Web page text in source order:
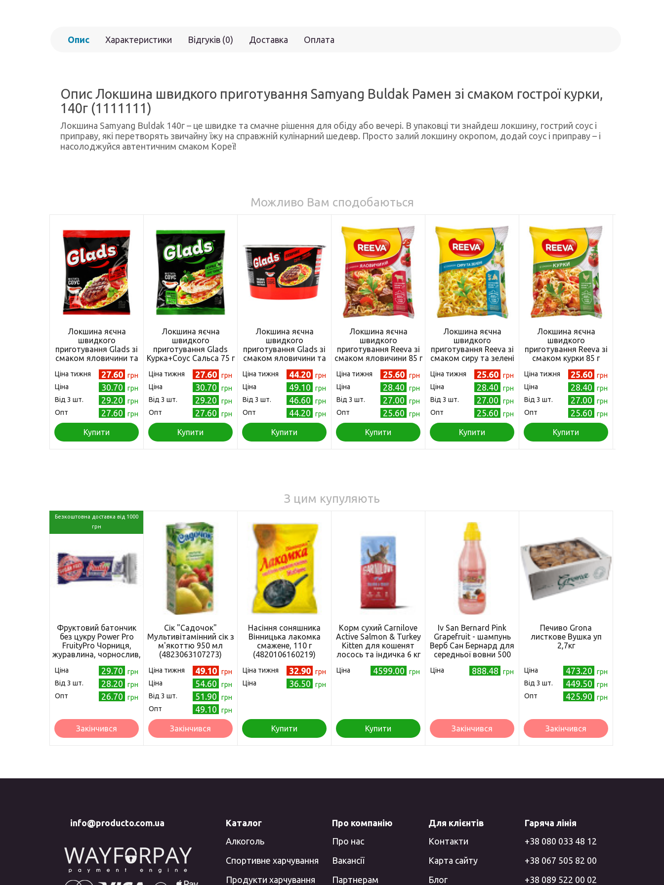
Опис Характеристики Відгуків (0) Доставка Оплата
Опис Локшина швидкого приготування Samyang Buldak Рамен зі смаком гострої курки,
140г (1111111)
Локшина Samyang Buldak 140г – це швидке та смачне рішення для обіду або вечері. В упаковці ти знайдеш локшину, гострий соус і
приправу, які перетворять звичайну їжу на справжній кулінарний шедевр. Просто залий локшину окропом, додай соус і приправу – і
насолоджуйся автентичним смаком Кореї!
Можливо Вам сподобаються
Локшина яєчна
швидкого
приготування Glads зі
смаком яловичини та
базиліком" 75 г
(4820179258721)
Ціна тижня 27.60 грн
Ціна
30.70
грн
Від 3 шт.
29.20
грн
Опт
27.60 грн
Купити
Локшина яєчна
швидкого
приготування Glads
Курка+Соус Сальса 75 г
Ціна тижня 27.60 грн
Ціна
30.70
грн
Від 3 шт.
29.20
грн
Опт
27.60 грн
Купити
Локшина яєчна
швидкого
приготування Glads зі
смаком яловичини та
базиліком" 85 г
(4820179258776)
Ціна тижня 44.20 грн
Ціна
49.10
грн
Від 3 шт.
46.60
грн
Опт
44.20 грн
Купити
Локшина яєчна
швидкого
приготування Reeva зі
смаком яловичини 85 г
Ціна тижня 25.60 грн
Ціна
28.40
грн
Від 3 шт.
27.00
грн
Опт
25.60 грн
Купити
Локшина яєчна
швидкого
приготування Reeva зі
смаком сиру та зелені
Ціна тижня 25.60 грн
Ціна
28.40
грн
Від 3 шт.
27.00
грн
Опт
25.60 грн
Купити
Локшина яєчна
швидкого
приготування Reeva зі
смаком курки 85 г
Ціна тижня 25.60 грн
Ціна
28.40
грн
Від 3 шт.
27.00
грн
Опт
25.60 грн
Купити
З цим купуляють
Безкоштовна доставка від 1000
грн
Фруктовий батончик
без цукру Power Pro
FruityPro Чорниця,
журавлина, чорнослив,
Ціна 29.70
грн
Від 3 шт.
28.20
грн
Опт
26.70 грн
Закінчився
Сік "Садочок"
Мультивітамінний сік з
м'якоттю 950 мл
(4823063107273)
Ціна тижня 49.10 грн
Ціна
54.60
грн
Від 3 шт.
51.90
грн
Опт
49.10 грн
Закінчився
Насіння соняшника
Вінницька лакомка
смажене, 110 г
(4820106160219)
Ціна тижня 32.90 грн
Ціна
36.50 грн
Купити
Корм сухий Carnilove
Active Salmon & Turkey
Kitten для кошенят
лосось та індичка 6 кг
Ціна 4599.00 грн
Купити
Iv San Bernard Pink
Grapefruit - шампунь
Верб Сан Бернард для
середньої вовни 500
Ціна 888.48 грн
Закінчився
Печиво Grona
листкове Вушка уп
2,7кг
Ціна 473.20
грн
Від 3 шт.
449.50
грн
Опт
425.90 грн
Закінчився
info@producto.com.ua
Каталог
Алкоголь
Спортивне харчування
Продукти харчування
Про компанію
Про нас
Вакансії
Партнерам
Для клієнтів
Контакти
Карта сайту
Блог
Гаряча лінія
+38 080 033 48 12
+38 067 505 82 00
+38 089 522 00 02